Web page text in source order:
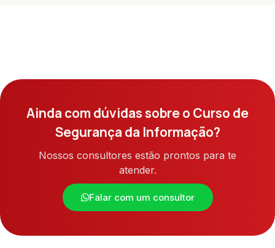
Ainda com dúvidas sobre o Curso de
Segurança da Informação?
Nossos consultores estão prontos para te
atender.
Falar com um consultor